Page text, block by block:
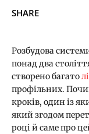
SHARE
Розбудова
понад два
створено багато
профільних.
кроків, один із
який згодом
році й саме про